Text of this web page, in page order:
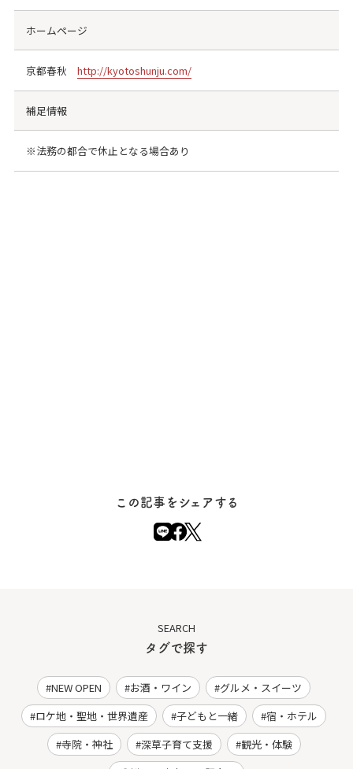
ホームページ
京都春秋 http://kyotoshunju.com/
補足情報
※法務の都合で休止となる場合あり
この記事をシェアする
SEARCH
タグで探す
NEW OPEN お酒・ワイン
グルメ・スイーツ
ロケ地・聖地・世界遺産
子どもと一緒
宿・ホテル
寺院・神社
深草子育て支援
観光・体験